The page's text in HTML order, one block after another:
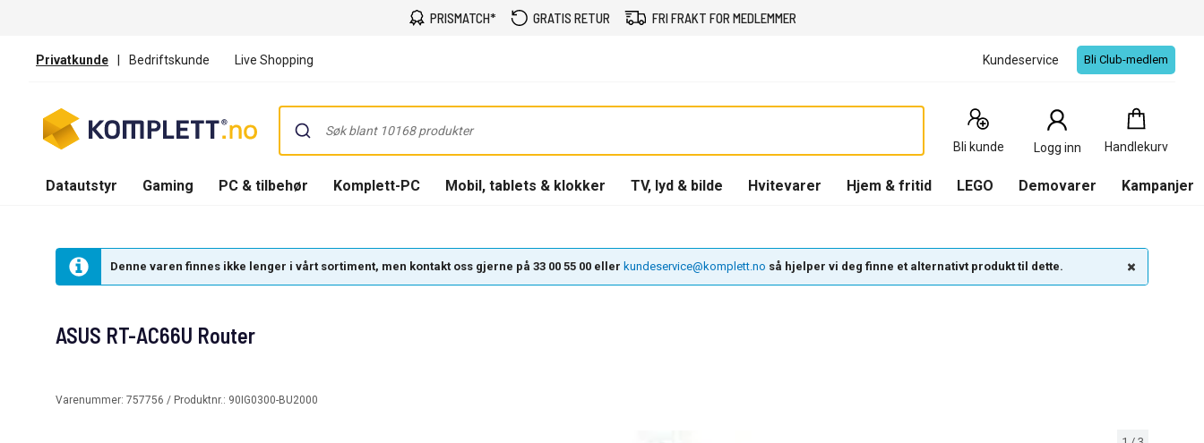
PRISMATCH* GRATIS RETUR FRI FRAKT FOR MEDLEMMER
Privatkunde | Bedriftskunde Live Shopping Kundeservice Bli Club-medlem
Bli kunde Logg inn Handlekurv
Handlekurv
0
Produkter
Datautstyr Gaming PC & tilbehør Komplett-PC Mobil, tablets & klokker TV, lyd & bilde Hvitevarer Hjem & fritid LEGO Demovarer Kampanjer
Denne varen finnes ikke lenger i vårt sortiment, men kontakt oss gjerne på 33 00 55 00 eller kundeservice@komplett.no så hjelper vi deg finne et alternativt produkt til dette.
ASUS RT-AC66U Router
Varenummer: 757756 / Produktnr.: 90IG0300-BU2000